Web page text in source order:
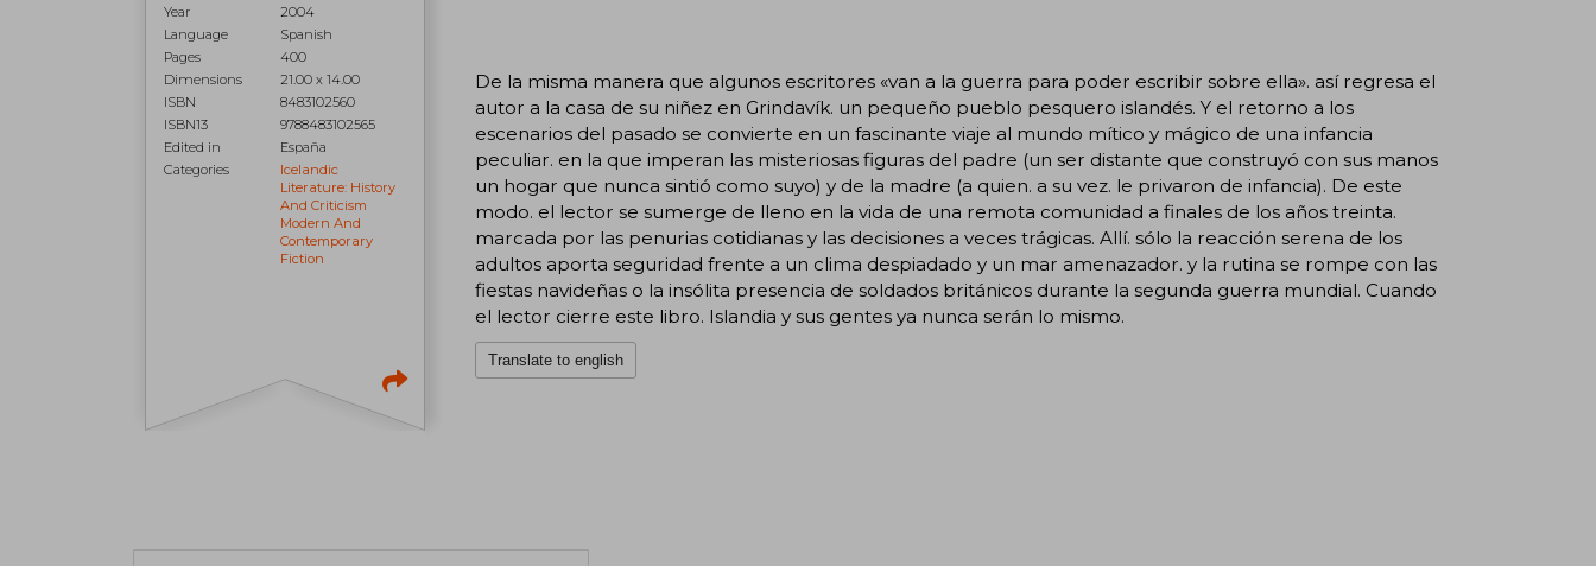
Year
2004
Language
Spanish
Pages
400
Dimensions
21.00 x 14.00
ISBN
8483102560
ISBN13
9788483102565
Edited in
España
Categories
Icelandic
Literature: History
And Criticism
Modern And
Contemporary
Fiction
De la misma manera que algunos escritores «van a la guerra para poder escribir sobre ella». así regresa el
autor a la casa de su niñez en Grindavík. un pequeño pueblo pesquero islandés. Y el retorno a los
escenarios del pasado se convierte en un fascinante viaje al mundo mítico y mágico de una infancia
peculiar. en la que imperan las misteriosas figuras del padre (un ser distante que construyó con sus manos
un hogar que nunca sintió como suyo) y de la madre (a quien. a su vez. le privaron de infancia). De este
modo. el lector se sumerge de lleno en la vida de una remota comunidad a finales de los años treinta.
marcada por las penurias cotidianas y las decisiones a veces trágicas. Allí. sólo la reacción serena de los
adultos aporta seguridad frente a un clima despiadado y un mar amenazador. y la rutina se rompe con las
fiestas navideñas o la insólita presencia de soldados británicos durante la segunda guerra mundial. Cuando
el lector cierre este libro. Islandia y sus gentes ya nunca serán lo mismo.
Translate to english